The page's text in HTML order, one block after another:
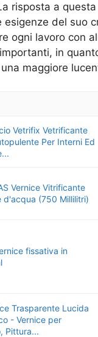
risposta a
del suo
ogni lavoro con
in
maggiore
Vetrifix Vetrificante
Per Interni Ed
Vernice Vitrificante
d'acqua (750 Millilitri)
fissativa in
Trasparente Lucida
- Vernice per
Pittura...